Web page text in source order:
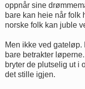
oppnår sine
bare kan heie når folk
norske folk kan juble
Men ikke ved
bare betrakter
bryter de plutselig ut i
det stille igjen.